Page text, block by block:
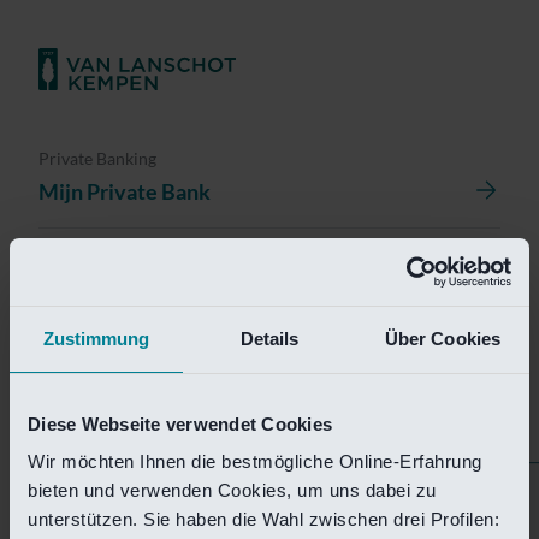
Zustimmung Details Über Cookies
Diese Webseite verwendet Cookies
Wir möchten Ihnen die bestmögliche Online-Erfahrung
bieten und verwenden Cookies, um uns dabei zu
unterstützen. Sie haben die Wahl zwischen drei Profilen:
Private Banking
Mijn Private Bank
Helaas is deze pagina